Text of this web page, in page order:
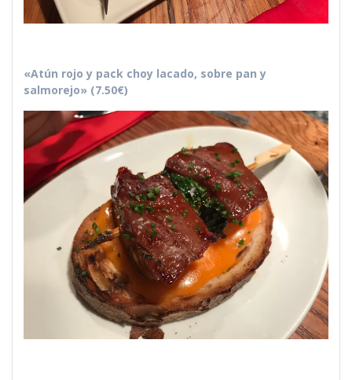
«Atún rojo y pack choy lacado, sobre pan y
salmorejo» (7.50€)